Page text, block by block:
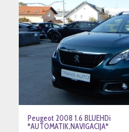
Peugeot 2008 1.6 BLUEHDi
*AUTOMATIK,NAVIGACIJA*